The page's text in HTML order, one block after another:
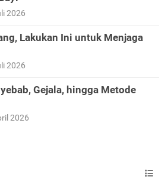
2026
Lakukan Ini untuk Menjaga
2026
Gejala, hingga Metode
2026